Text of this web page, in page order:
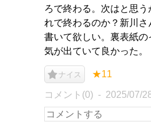
ろで終わる。次はと思
れで終わるのか？新川
書いて欲しい。裏表紙
気が出ていて良かった。
ナイス ★11
コメント(0) 2025/07/